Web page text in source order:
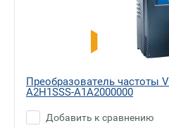
Преобразователь частоты
A2H1SSS-A1A2000000
Добавить к сравнению